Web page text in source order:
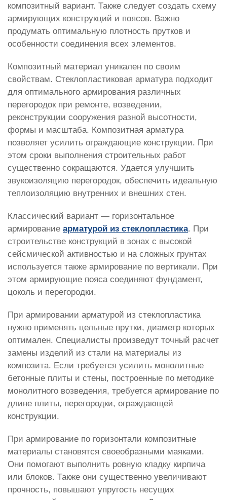
композитный вариант. Также следует создать схему
армирующих конструкций и поясов. Важно
продумать оптимальную плотность прутков и
особенности соединения всех элементов.
Композитный материал уникален по своим
свойствам. Стеклопластиковая арматура подходит
для оптимального армирования различных
перегородок при ремонте, возведении,
реконструкции сооружения разной высотности,
формы и масштаба. Композитная арматура
позволяет усилить ограждающие конструкции. При
этом сроки выполнения строительных работ
существенно сокращаются. Удается улучшить
звукоизоляцию перегородок, обеспечить идеальную
теплоизоляцию внутренних и внешних стен.
Классический вариант — горизонтальное
армирование арматурой из стеклопластика. При
строительстве конструкций в зонах с высокой
сейсмической активностью и на сложных грунтах
используется также армирование по вертикали. При
этом армирующие пояса соединяют фундамент,
цоколь и перегородки.
При армировании арматурой из стеклопластика
нужно применять цельные прутки, диаметр которых
оптимален. Специалисты произведут точный расчет
замены изделий из стали на материалы из
композита. Если требуется усилить монолитные
бетонные плиты и стены, построенные по методике
монолитного возведения, требуется армирование по
длине плиты, перегородки, ограждающей
конструкции.
При армирование по горизонтали композитные
материалы становятся своеобразными маяками.
Они помогают выполнить ровную кладку кирпича
или блоков. Также они существенно увеличивают
прочность, повышают упругость несущих